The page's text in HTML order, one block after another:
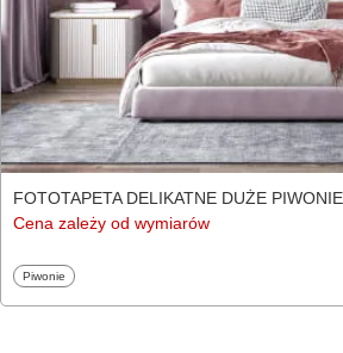
FOTOTAPETA DELIKATNE DUŻE
Cena zależy od wymiarów
Fototapety
Piwonie